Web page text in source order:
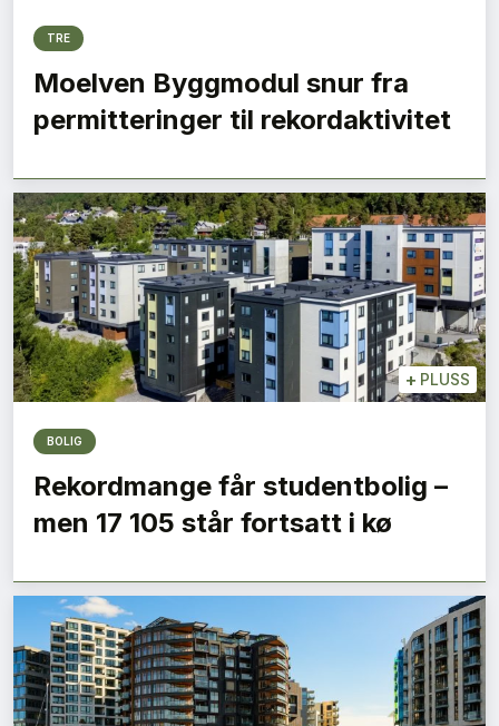
TRE
Moelven Byggmodul snur fra
permitteringer til rekordaktivitet
+ PLUSS
BOLIG
Rekordmange får studentbolig –
men 17 105 står fortsatt i kø